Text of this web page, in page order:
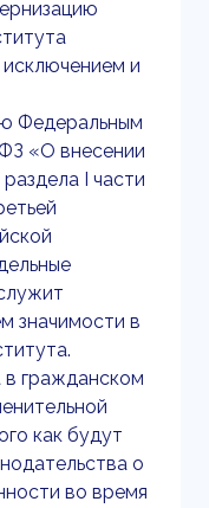
и
Федеральным
«О внесении
I части
значимости в
в гражданском
как будут
о
во время